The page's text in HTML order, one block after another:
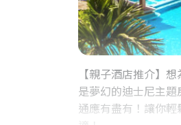
【親子酒店推介】
是夢幻的迪士尼主
通應有盡有！讓你